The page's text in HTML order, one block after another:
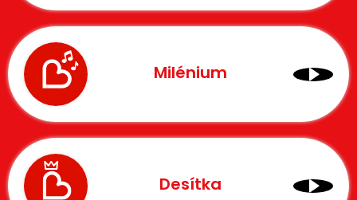
Milénium
Desítka